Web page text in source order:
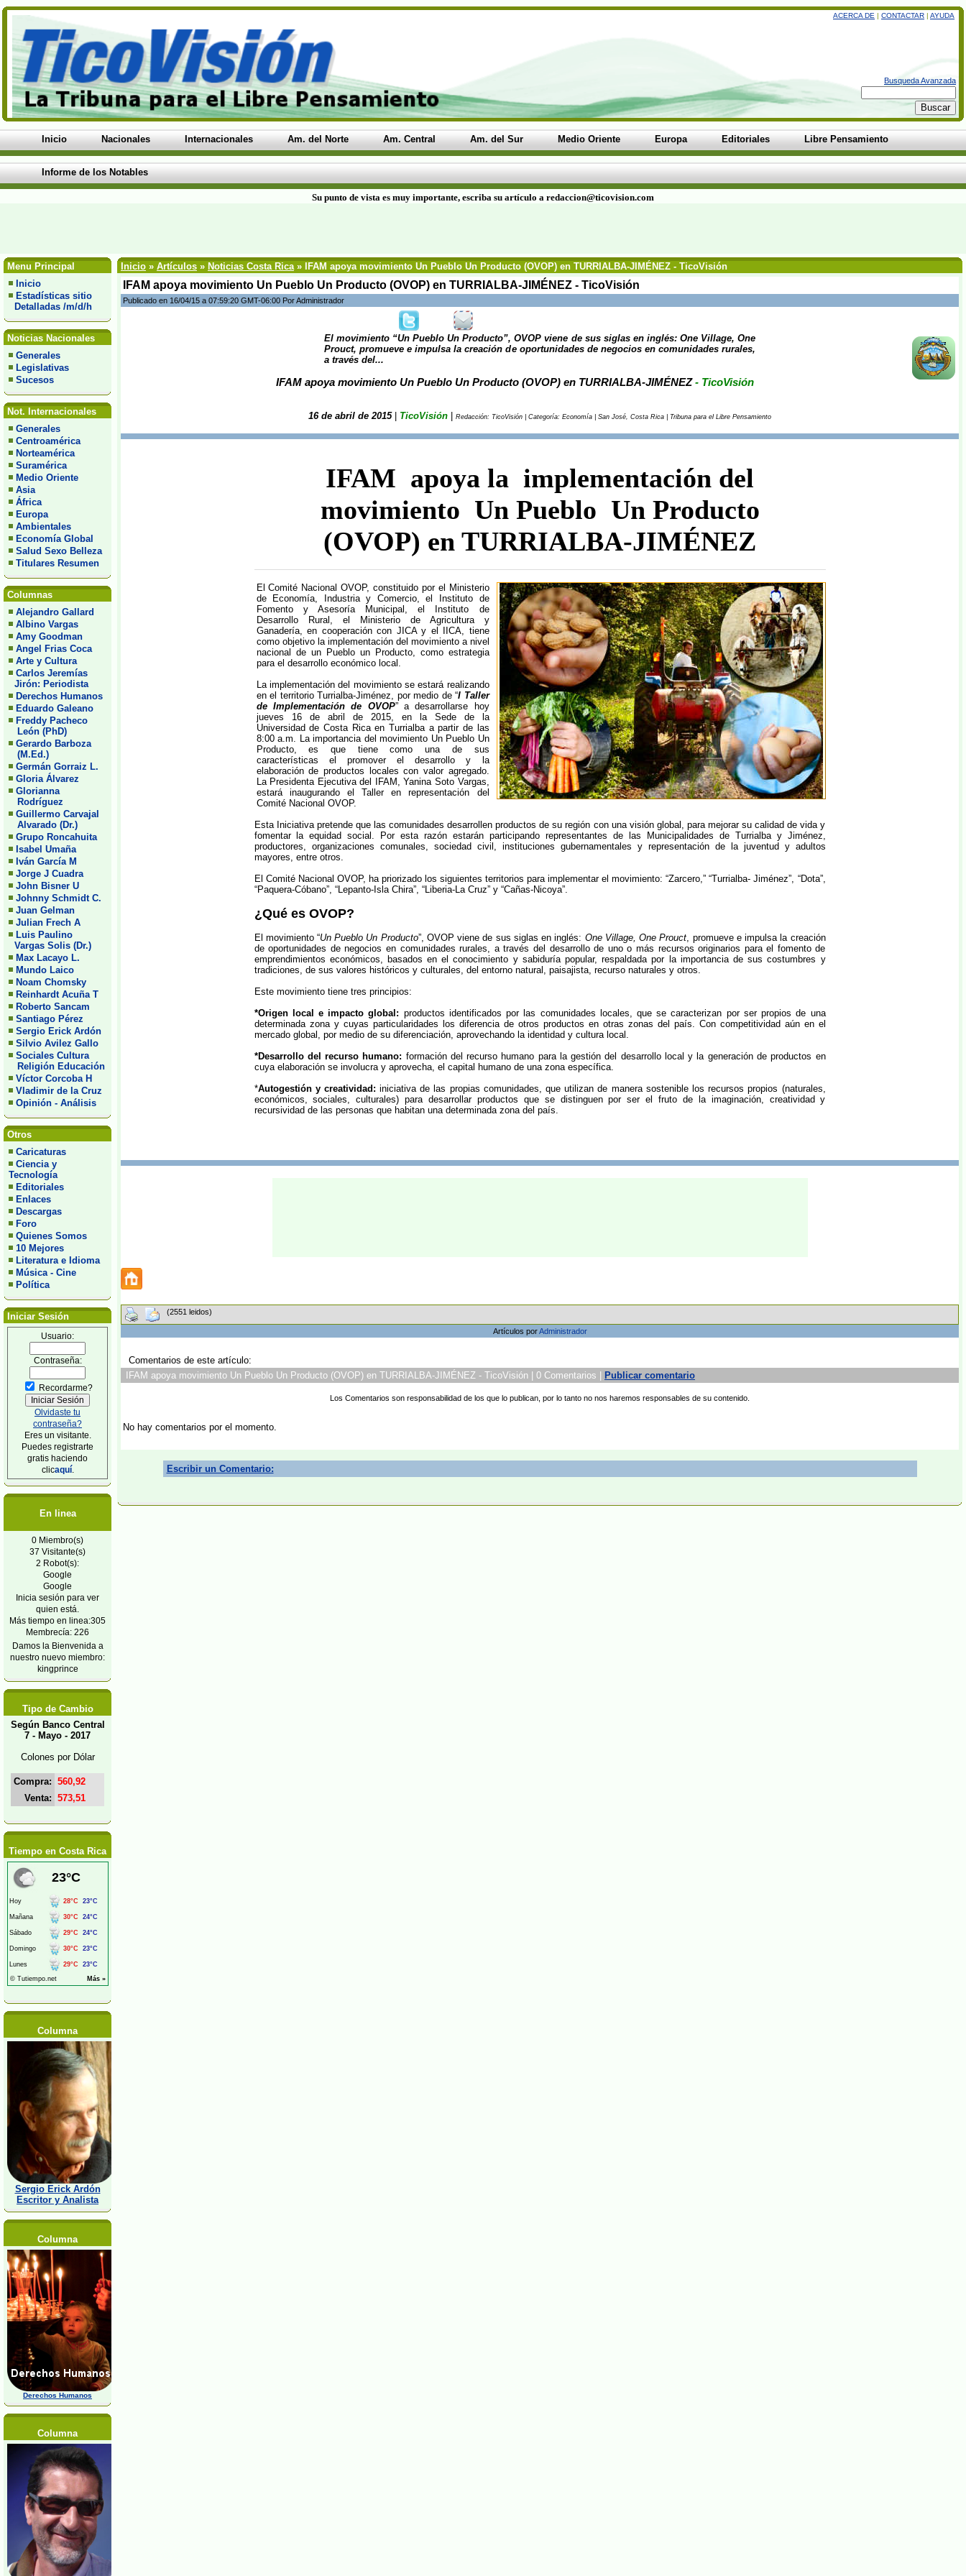
ACERCA DE | CONTACTAR | AYUDA
Busqueda Avanzada
Inicio Nacionales Internacionales Am. del Norte Am. Central Am. del Sur Medio Oriente Europa Editoriales Libre Pensamiento
Informe de los Notables
Su punto de vista es muy importante, escriba su artículo a redaccion@ticovision.com
Menu Principal
Inicio
Estadísticas sitio
Detalladas /m/d/h
Noticias Nacionales
Generales
Legislativas
Sucesos
Not. Internacionales
Generales
Centroamérica
Norteamérica
Suramérica
Medio Oriente
Asia
África
Europa
Ambientales
Economía Global
Salud Sexo Belleza
Titulares Resumen
Columnas
Alejandro Gallard
Albino Vargas
Amy Goodman
Angel Frias Coca
Arte y Cultura
Carlos Jeremías
Jirón: Periodista
Derechos Humanos
Eduardo Galeano
Freddy Pacheco
León (PhD)
Gerardo Barboza
(M.Ed.)
Germán Gorraiz L.
Gloria Álvarez
Glorianna
Rodríguez
Guillermo Carvajal
Alvarado (Dr.)
Grupo Roncahuita
Isabel Umaña
Iván García M
Jorge J Cuadra
John Bisner U
Johnny Schmidt C.
Juan Gelman
Julian Frech A
Luis Paulino
Vargas Solis (Dr.)
Max Lacayo L.
Mundo Laico
Noam Chomsky
Reinhardt Acuña T
Roberto Sancam
Santiago Pérez
Sergio Erick Ardón
Silvio Avilez Gallo
Sociales Cultura
Religión Educación
Víctor Corcoba H
Vladimir de la Cruz
Opinión - Análisis
Otros
Caricaturas
Ciencia y
Tecnología
Editoriales
Enlaces
Descargas
Foro
Quienes Somos
10 Mejores
Literatura e Idioma
Música - Cine
Política
Iniciar Sesión
Usuario:
Contraseña:
Recordarme?
Olvidaste tu
contraseña?
Eres un visitante.
Puedes registrarte
gratis haciendo
clicaquí.
En linea
0 Miembro(s)
37 Visitante(s)
2 Robot(s):
Google
Google
Inicia sesión para ver
quien está.
Más tiempo en linea:305
Membrecía: 226
Damos la Bienvenida a
nuestro nuevo miembro:
kingprince
Tipo de Cambio
Según Banco Central
7 - Mayo - 2017
Colones por Dólar
Compra: 560,92
Venta: 573,51
Tiempo en Costa Rica
Columna
Sergio Erick Ardón
Escritor y Analista
Columna
Derechos Humanos
Columna
Inicio » Artículos » Noticias Costa Rica» IFAM apoya movimiento Un Pueblo Un Producto (OVOP) en TURRIALBA-JIMÉNEZ - TicoVisión
IFAM apoya movimiento Un Pueblo Un Producto (OVOP) en TURRIALBA-JIMÉNEZ - TicoVisión
Publicado en 16/04/15 a 07:59:20 GMT-06:00 Por Administrador
El movimiento “Un Pueblo Un Producto”, OVOP viene de sus siglas en inglés: One Village, One
Prouct, promueve e impulsa la creación de oportunidades de negocios en comunidades rurales,
a través del...
IFAM apoya movimiento Un Pueblo Un Producto (OVOP) en TURRIALBA-JIMÉNEZ- TicoVisión
16 de abril de 2015| TicoVisión Redacción: TicoVisión | Categoría: Economía | San José, Costa Rica | Tribuna para el Libre Pensamiento
IFAM apoya la implementación del
movimiento Un Pueblo Un Producto
(OVOP) en TURRIALBA-JIMÉNEZ
El Comité Nacional OVOP, constituido por el Ministerio
de Economía, Industria y Comercio, el Instituto de
Fomento y Asesoría Municipal, el Instituto de
Desarrollo Rural, el Ministerio de Agricultura y
Ganadería, en cooperación con JICA y el IICA, tiene
como objetivo la implementación del movimiento a nivel
nacional de un Pueblo un Producto, como estrategia
para el desarrollo económico local.
La implementación del movimiento se estará realizando
en el territorio Turrialba-Jiménez, por medio de “I Taller
de Implementación de OVOP” a desarrollarse hoy
jueves 16 de abril de 2015, en la Sede de la
Universidad de Costa Rica en Turrialba a partir de las
8:00 a.m. La importancia del movimiento Un Pueblo Un
Producto, es que tiene como una de sus
características el promover el desarrollo y la
elaboración de productos locales con valor agregado.
La Presidenta Ejecutiva del IFAM, Yanina Soto Vargas,
estará inaugurando el Taller en representación del
Comité Nacional OVOP.
Esta Iniciativa pretende que las comunidades desarrollen productos de su región con una visión global, para mejorar su calidad de vida y
fomentar la equidad social. Por esta razón estarán participando representantes de las Municipalidades de Turrialba y Jiménez,
productores, organizaciones comunales, sociedad civil, instituciones gubernamentales y representación de la juventud y adultos
mayores, entre otros.
El Comité Nacional OVOP, ha priorizado los siguientes territorios para implementar el movimiento: “Zarcero,” “Turrialba- Jiménez”, “Dota”,
“Paquera-Cóbano”, “Lepanto-Isla Chira”, “Liberia-La Cruz” y “Cañas-Nicoya”.
¿Qué es OVOP?
El movimiento “Un Pueblo Un Producto”, OVOP viene de sus siglas en inglés: One Village, One Prouct, promueve e impulsa la creación
de oportunidades de negocios en comunidades rurales, a través del desarrollo de uno o más recursos originarios para el fomento de
emprendimientos económicos, basados en el conocimiento y sabiduría popular, respaldada por la importancia de sus costumbres y
tradiciones, de sus valores históricos y culturales, del entorno natural, paisajista, recurso naturales y otros.
Este movimiento tiene tres principios:
*Origen local e impacto global: productos identificados por las comunidades locales, que se caracterizan por ser propios de una
determinada zona y cuyas particularidades los diferencia de otros productos en otras zonas del país. Con competitividad aún en el
mercado global, por medio de su diferenciación, aprovechando la identidad y cultura local.
*Desarrollo del recurso humano: formación del recurso humano para la gestión del desarrollo local y la generación de productos en
cuya elaboración se involucra y aprovecha, el capital humano de una zona específica.
*Autogestión y creatividad: iniciativa de las propias comunidades, que utilizan de manera sostenible los recursos propios (naturales,
económicos, sociales, culturales) para desarrollar productos que se distinguen por ser el fruto de la imaginación, creatividad y
recursividad de las personas que habitan una determinada zona del país.
(2551 leidos)
Artículos porAdministrador
Comentarios de este artículo:
IFAM apoya movimiento Un Pueblo Un Producto (OVOP) en TURRIALBA-JIMÉNEZ - TicoVisión | 0 Comentarios |
Publicar comentario
Los Comentarios son responsabilidad de los que lo publican, por lo tanto no nos haremos responsables de su contenido.
No hay comentarios por el momento.
Escribir un Comentario: